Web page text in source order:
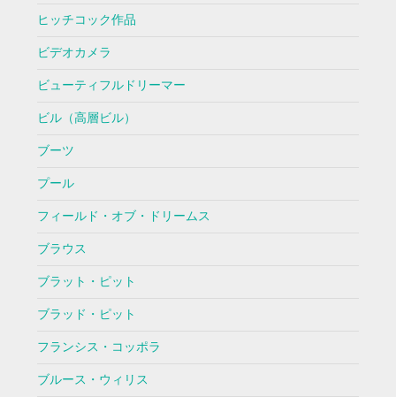
ヒッチコック作品
ビデオカメラ
ビューティフルドリーマー
ビル（高層ビル）
ブーツ
プール
フィールド・オブ・ドリームス
ブラウス
ブラット・ピット
ブラッド・ピット
フランシス・コッポラ
ブルース・ウィリス